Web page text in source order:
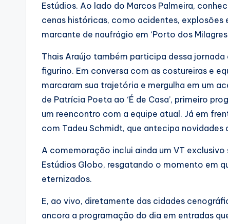
Estúdios. Ao lado do Marcos Palmeira,
cenas históricas, como acidentes,
marcante de naufrágio em ‘Porto dos
Thais Araújo também participa dessa
figurino. Em conversa com as costureiras e
marcaram sua trajetória e mergulha em um
de Patrícia Poeta ao ‘É de Casa’, primeiro
um reencontro com a equipe atual. Já em
com Tadeu Schmidt, que antecipa novidades
A comemoração inclui ainda um VT
Estúdios Globo, resgatando o momento em
eternizados.
E, ao vivo, diretamente das cidades
ancora a programação do dia em entradas